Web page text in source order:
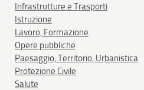
Infrastrutture e Trasporti
Istruzione
Lavoro, Formazione
Opere pubbliche
Paesaggio, Territorio, Urbanistica
Protezione Civile
Salute